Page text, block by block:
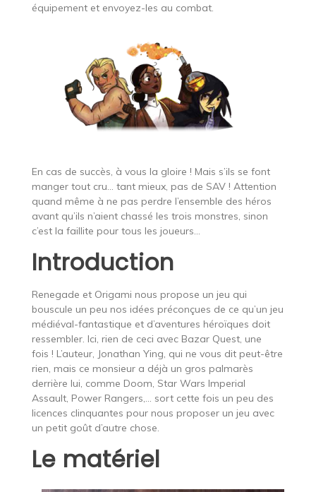
équipement et envoyez-les au combat.
En cas de succès, à vous la gloire ! Mais s’ils se font
manger tout cru… tant mieux, pas de SAV ! Attention
quand même à ne pas perdre l’ensemble des héros
avant qu’ils n’aient chassé les trois monstres, sinon
c’est la faillite pour tous les joueurs…
Introduction
Renegade et Origami nous propose un jeu qui
bouscule un peu nos idées préconçues de ce qu’un jeu
médiéval-fantastique et d’aventures héroïques doit
ressembler. Ici, rien de ceci avec Bazar Quest, une
fois ! L’auteur, Jonathan Ying, qui ne vous dit peut-être
rien, mais ce monsieur a déjà un gros palmarès
derrière lui, comme Doom, Star Wars Imperial
Assault, Power Rangers,… sort cette fois un peu des
licences clinquantes pour nous proposer un jeu avec
un petit goût d’autre chose.
Le matériel